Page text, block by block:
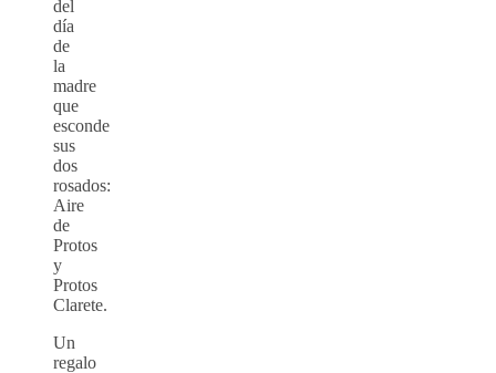
del
día
de
la
madre
que
esconde
sus
dos
rosados:
Aire
de
Protos
y
Protos
Clarete.
Un
regalo